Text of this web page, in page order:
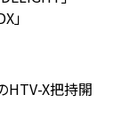
」
HTV-X把持開